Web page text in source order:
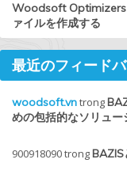
Woodsoft Optimizers
ァイルを作成する
最近のフィード
woodsoft.vntrong
めの包括的なソリュー
900918090trong